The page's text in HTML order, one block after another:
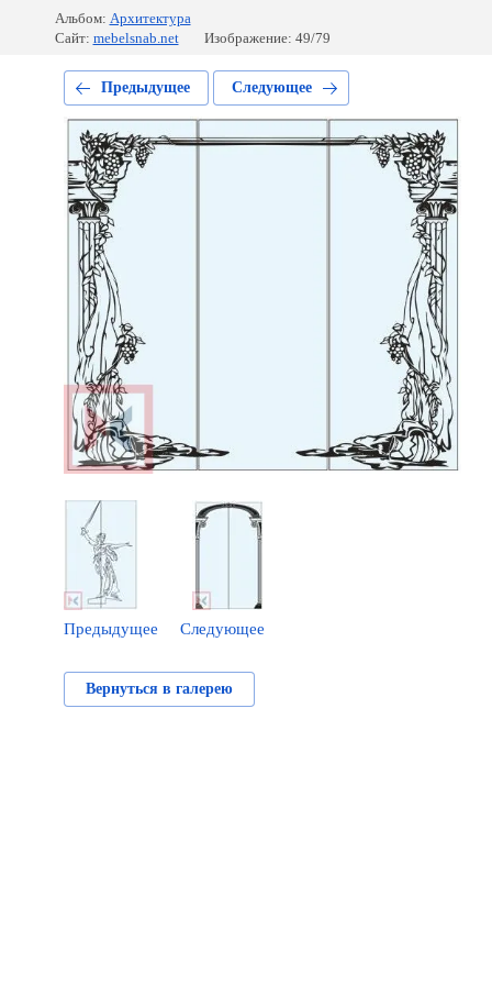
Альбом: Архитектура
Сайт: mebelsnab.net Изображение: 49/79
Предыдущее Следующее
Предыдущее Следующее
Вернуться в галерею